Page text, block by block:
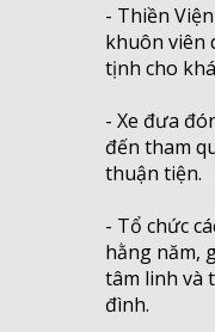
- Thiền
khuôn viên
tịnh cho
- Xe đưa
đến tham
thuận tiện.
- Tổ chức
hằng năm,
tâm linh và
đình.